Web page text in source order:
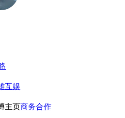
互娱
主页商务合作